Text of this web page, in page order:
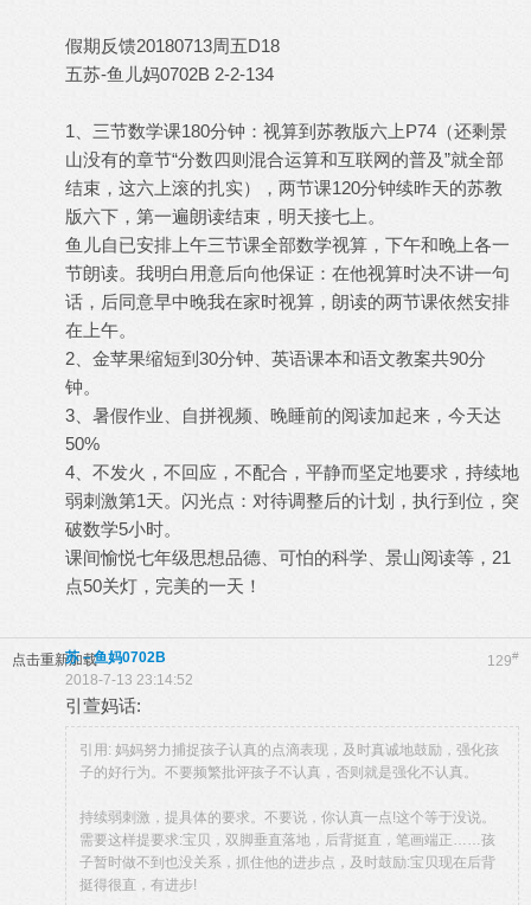
假期反馈20180713周五D18
五苏-鱼儿妈0702B 2-2-134
1、三节数学课180分钟：视算到苏教版六上P74（还剩景
山没有的章节“分数四则混合运算和互联网的普及”就全部
结束，这六上滚的扎实），两节课120分钟续昨天的苏教
版六下，第一遍朗读结束，明天接七上。
鱼儿自已安排上午三节课全部数学视算，下午和晚上各一
节朗读。我明白用意后向他保证：在他视算时决不讲一句
话，后同意早中晚我在家时视算，朗读的两节课依然安排
在上午。
2、金苹果缩短到30分钟、英语课本和语文教案共90分
钟。
3、暑假作业、自拼视频、晚睡前的阅读加起来，今天达
50%
4、不发火，不回应，不配合，平静而坚定地要求，持续地
弱刺激第1天。闪光点：对待调整后的计划，执行到位，突
破数学5小时。
课间愉悦七年级思想品德、可怕的科学、景山阅读等，21
点50关灯，完美的一天！
点击重新加载 129#
苏－鱼妈0702B
2018-7-13 23:14:52
引萱妈话:
引用: 妈妈努力捕捉孩子认真的点滴表现，及时真诚地鼓励，强化孩
子的好行为。不要频繁批评孩子不认真，否则就是强化不认真。
持续弱刺激，提具体的要求。不要说，你认真一点!这个等于没说。
需要这样提要求:宝贝，双脚垂直落地，后背挺直，笔画端正……孩
子暂时做不到也没关系，抓住他的进步点，及时鼓励:宝贝现在后背
挺得很直，有进步!